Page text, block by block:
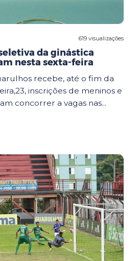
619 visualizações
da ginástica
nesta sexta-feira
recebe, até o fim da
inscrições de meninos e
concorrer a vagas nas...